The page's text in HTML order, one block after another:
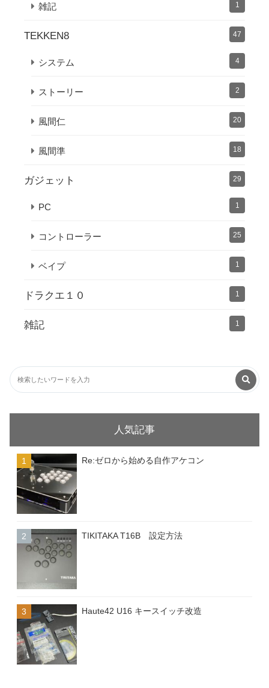
雑記 1
TEKKEN8 47
システム 4
ストーリー 2
風間仁 20
風間準 18
ガジェット 29
PC 1
コントローラー 25
ベイプ 1
ドラクエ１０ 1
雑記 1
人気記事
Re:ゼロから始める自作アケコン
TIKITAKA T16B 設定方法
Haute42 U16 キースイッチ改造